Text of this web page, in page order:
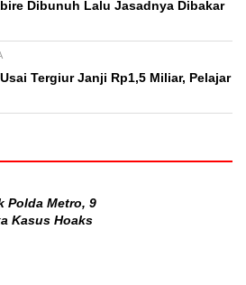
Dibunuh Lalu Jasadnya Dibakar
Tergiur Janji Rp1,5 Miliar, Pelajar
Polda Metro, 9
Kasus Hoaks